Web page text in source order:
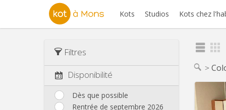
Kots Studios Kots chez
Filtres
Disponibilité
Dès que possible
Rentrée de septembre 2026